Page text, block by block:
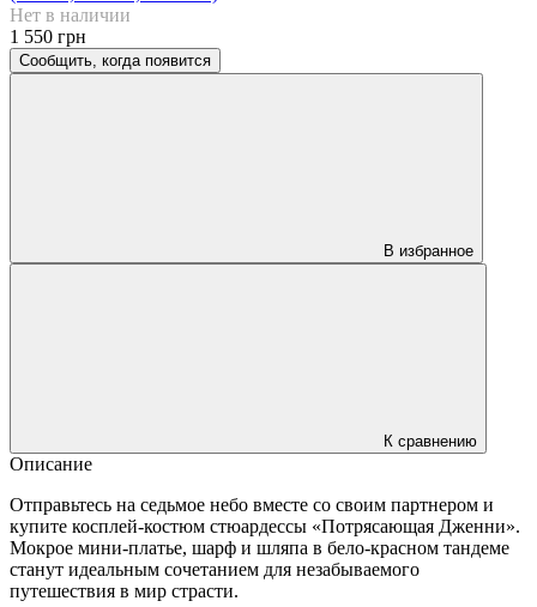
Нет в наличии
1 550 грн
Сообщить, когда появится
В избранное
К сравнению
Описание
Отправьтесь на седьмое небо вместе со своим партнером и
купите косплей-костюм стюардессы «Потрясающая Дженни».
Мокрое мини-платье, шарф и шляпа в бело-красном тандеме
станут идеальным сочетанием для незабываемого
путешествия в мир страсти.